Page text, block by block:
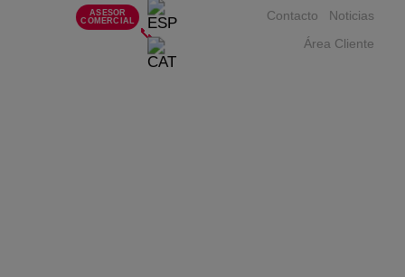
ASESOR
COMERCIAL
📞
Contacto
Noticias
Área Cliente